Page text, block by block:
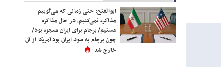
ابوالفتح: حتی زمانی که می‌گوییم
مذاکره نمی‌کنیم، در حال مذاکره
هستیم/ برجام برای ایران معجزه بود/
چون برجام به سود ایران بود آمریکا از آن
خارج شد